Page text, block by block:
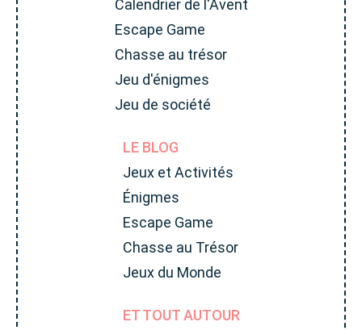
Calendrier de l'Avent
Escape Game
Chasse au trésor
Jeu d'énigmes
Jeu de société
LE BLOG
Jeux et Activités
Énigmes
Escape Game
Chasse au Trésor
Jeux du Monde
ET TOUT AUTOUR